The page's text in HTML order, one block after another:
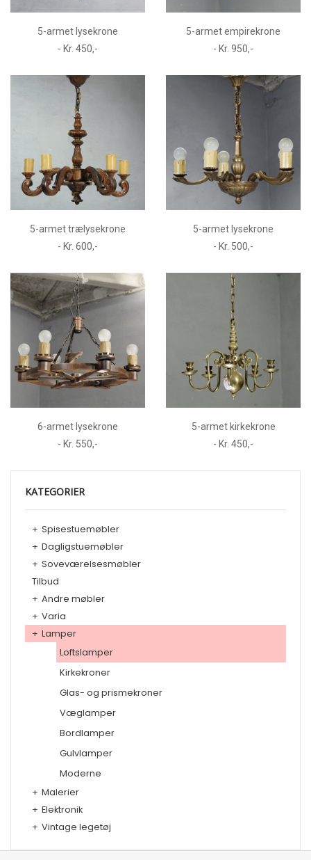
5-armet lysekrone
- Kr. 450,-
5-armet empirekrone
- Kr. 950,-
5-armet trælysekrone
- Kr. 600,-
5-armet lysekrone
- Kr. 500,-
6-armet lysekrone
- Kr. 550,-
5-armet kirkekrone
- Kr. 450,-
KATEGORIER
+ Spisestuemøbler
+ Dagligstuemøbler
+ Soveværelsesmøbler
Tilbud
+ Andre møbler
+ Varia
+ Lamper
Loftslamper
Kirkekroner
Glas- og prismekroner
Væglamper
Bordlamper
Gulvlamper
Moderne
+ Malerier
+ Elektronik
+ Vintage legetøj